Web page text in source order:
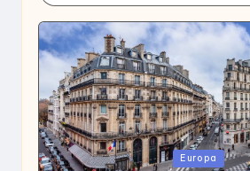
Publicada
Europa